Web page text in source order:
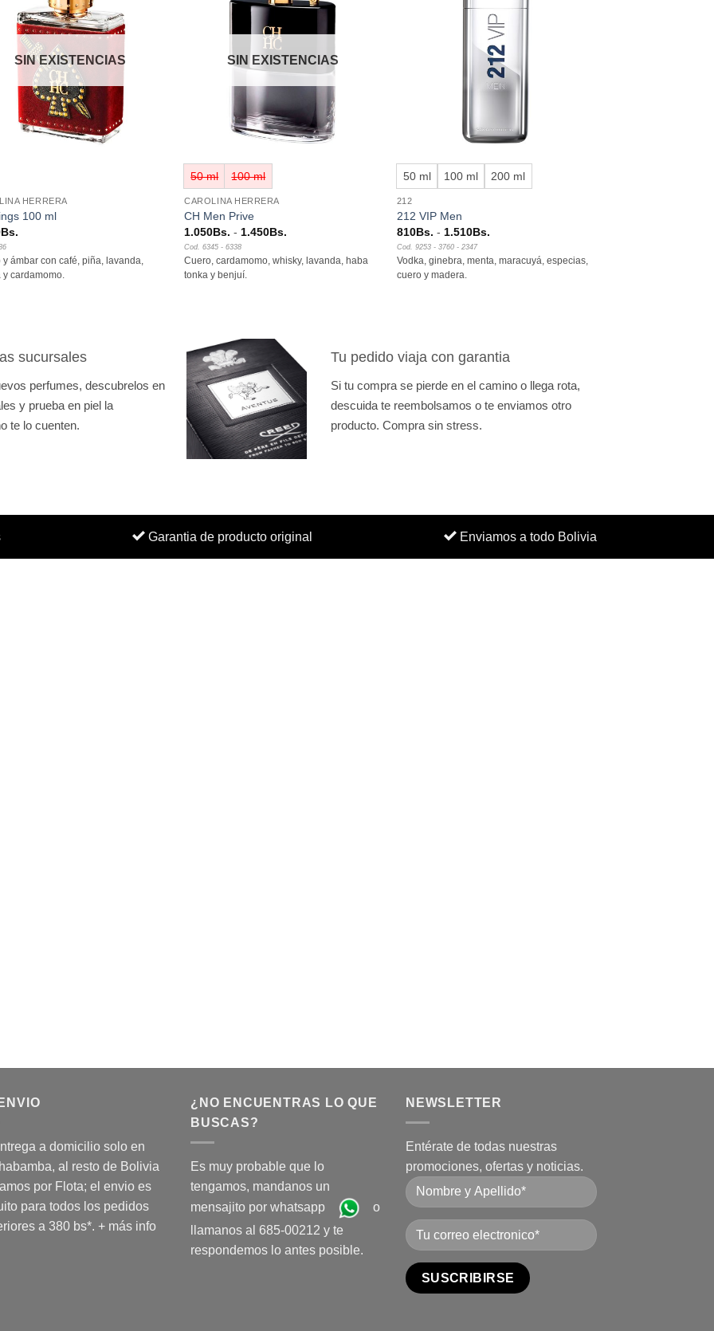
deseos
SIN EXISTENCIAS
HERRERA
100 ml
Bs.
y ámbar con café, piña, lavanda,
y cardamomo.
SIN EXISTENCIAS
50 ml 100 ml
CAROLINA HERRERA
CH Men Prive
1.050Bs. - 1.450Bs.
desde
Cod. 6345 - 6338
Cuero, cardamomo, whisky, lavanda, haba
tonka y benjuí.
50 ml 100 ml 200 ml
212
212 VIP Men
810Bs. - 1.510Bs.
desde
Cod. 9253 - 3760 - 2347
Vodka, ginebra, menta, maracuyá, especias,
cuero y madera.
sucursales
perfumes, descubrelos en
y prueba en piel la
te lo cuenten.
Tu pedido viaja con garantia
Si tu compra se pierde en el camino o llega rota,
descuida te reembolsamos o te enviamos otro
producto. Compra sin stress.
Garantia de producto original Enviamos a todo Bolivia
a domicilio solo en
al resto de Bolivia
por Flota; el envio es
para todos los pedidos
a 380 bs*. + más info
¿NO ENCUENTRAS LO QUE
BUSCAS?
Es muy probable que lo
tengamos, mandanos un
mensajito por whatsapp
o
llamanos al 685-00212 y te
respondemos lo antes posible.
NEWSLETTER
Entérate de todas nuestras
promociones, ofertas y noticias.